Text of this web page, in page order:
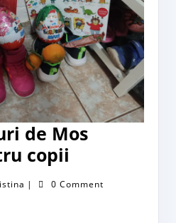
de Mos
copii
Cristina
| 0 Comment